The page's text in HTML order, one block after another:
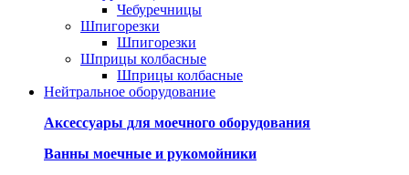
Чебуречницы
Шпигорезки
Шпигорезки
Шприцы колбасные
Шприцы колбасные
Нейтральное оборудование
Аксессуары для моечного оборудования
Ванны моечные и рукомойники